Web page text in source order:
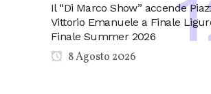
Il “Di Marco Show” accende
Vittorio Emanuele a Finale
Finale Summer 2026
8 Agosto 2026